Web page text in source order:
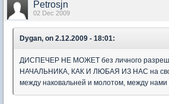
Petrosjn
02 Dec 2009
Dygan, on 2.12.2009 - 18:01:
ДИСПЕЧЕР НЕ МОЖЕТ без личного
НАЧАЛЬНИКА, КАК И ЛЮБАЯ ИЗ НАС на
между наковальней и молотом, между нами